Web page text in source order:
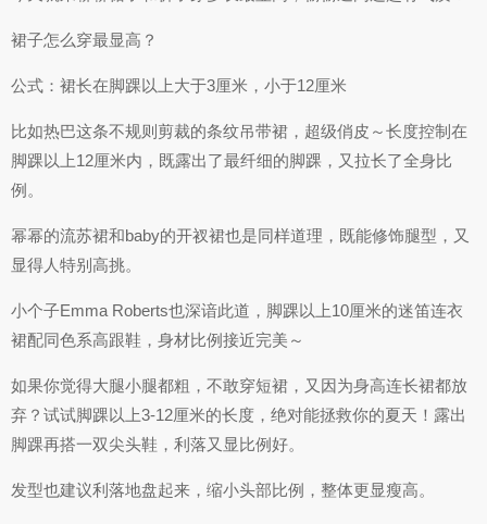
裙子怎么穿最显高？
公式：裙长在脚踝以上大于3厘米，小于12厘米
比如热巴这条不规则剪裁的条纹吊带裙，超级俏皮～长度控制在
脚踝以上12厘米内，既露出了最纤细的脚踝，又拉长了全身比
例。
幂幂的流苏裙和baby的开衩裙也是同样道理，既能修饰腿型，又
显得人特别高挑。
小个子Emma Roberts也深谙此道，脚踝以上10厘米的迷笛连衣
裙配同色系高跟鞋，身材比例接近完美～
如果你觉得大腿小腿都粗，不敢穿短裙，又因为身高连长裙都放
弃？试试脚踝以上3-12厘米的长度，绝对能拯救你的夏天！露出
脚踝再搭一双尖头鞋，利落又显比例好。
发型也建议利落地盘起来，缩小头部比例，整体更显瘦高。